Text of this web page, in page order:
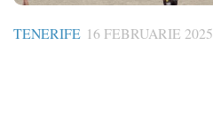
TENERIFE 16 FEBRUARIE 2025